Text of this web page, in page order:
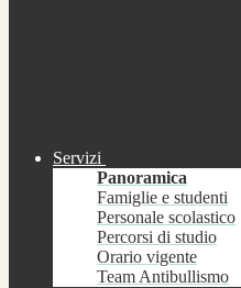
Servizi
Panoramica
Famiglie e studenti
Personale scolastico
Percorsi di studio
Orario vigente
Team Antibullismo